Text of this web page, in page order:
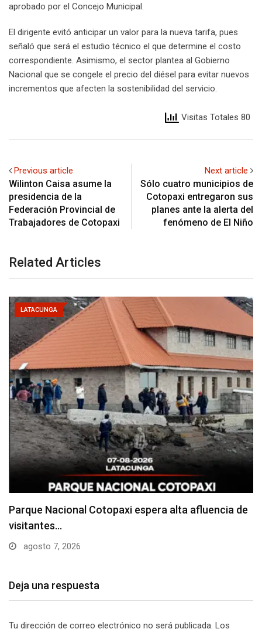
aprobado por el Concejo Municipal.
El dirigente evitó anticipar un valor para la nueva tarifa, pues
señaló que será el estudio técnico el que determine el costo
correspondiente. Asimismo, el sector plantea al Gobierno
Nacional que se congele el precio del diésel para evitar nuevos
incrementos que afecten la sostenibilidad del servicio.
Visitas Totales 80
Previous article
Wilinton Caisa asume la
presidencia de la
Federación Provincial de
Trabajadores de Cotopaxi
Next article
Sólo cuatro municipios de
Cotopaxi entregaron sus
planes ante la alerta del
fenómeno de El Niño
Related Articles
LATACUNGA
Parque Nacional Cotopaxi espera alta afluencia de
visitantes…
agosto 7, 2026
Deja una respuesta
Tu dirección de correo electrónico no será publicada. Los